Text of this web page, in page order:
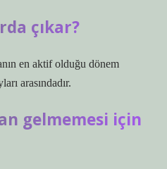
çıkar?
en aktif olduğu dönem
arasındadır.
gelmemesi için